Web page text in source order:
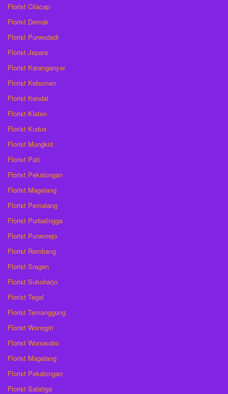
Florist Cilacap
Florist Demak
Florist Purwodadi
Florist Jepara
Florist Karanganyar
Florist Kebumen
Florist Kendal
Florist Klaten
Florist Kudus
Florist Mungkid
Florist Pati
Florist Pekalongan
Florist Magelang
Florist Pemalang
Florist Purbalingga
Florist Purworejo
Florist Rembang
Florist Sragen
Florist Sukoharjo
Florist Tegal
Florist Temanggung
Florist Wonogiri
Florist Wonosobo
Florist Magelang
Florist Pekalongan
Florist Salatiga